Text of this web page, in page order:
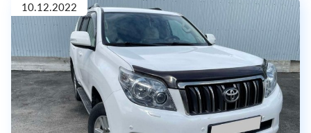
10.12.2022